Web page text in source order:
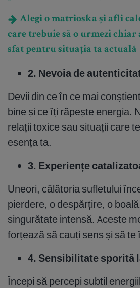
Alegi o matrioska și afli
care trebuie să o urmezi chiar
sfat pentru situația ta actuală
2. Nevoia de
Devii din ce în ce mai
bine și ce îți răpește energia.
relații toxice sau situații care
esența ta.
3. Experiențe
Uneori, călătoria sufletului
pierdere, o despărțire, o
singurătate intensă. Aceste
forțează să cauți sens și să te
4. Sensibilitate sporită
Începi să percepi subtil